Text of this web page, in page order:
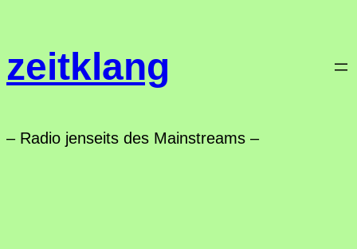
springen
zeitklang
– Radio jenseits des Mainstreams –